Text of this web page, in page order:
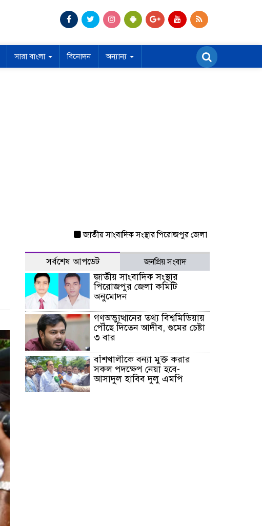
সারা বাংলা বিনোদন অন্যান্য
জাতীয় সাংবাদিক সংস্থার পিরোজপুর জেলা কমিটি অনুমোদন
সর্বশেষ আপডেট জনপ্রিয় সংবাদ
জাতীয় সাংবাদিক সংস্থার
পিরোজপুর জেলা কমিটি
অনুমোদন
গণঅভ্যুত্থানের তথ্য বিশ্বমিডিয়ায়
পৌঁছে দিতেন আদীব, গুমের চেষ্টা
৩ বার
বাঁশখালীকে বন্যা মুক্ত করার
সকল পদক্ষেপ নেয়া হবে-
আসাদুল হাবিব দুলু এমপি